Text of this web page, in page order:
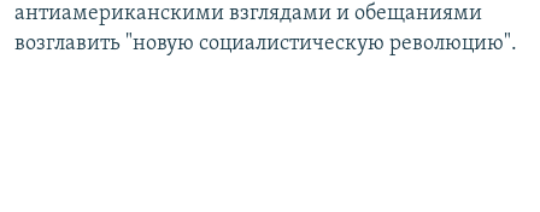
СОЦИАЛЬНЫЕ СЕТИ
антиамериканскими взглядами и обещаниями
возглавить "новую социалистическую революцию".